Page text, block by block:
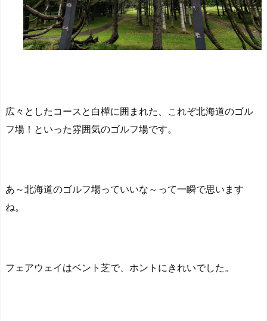
広々としたコースと白樺に囲まれた、これぞ北海道のゴル
フ場！といった雰囲気のゴルフ場です。
あ～北海道のゴルフ場っていいな～って一瞬で思います
ね。
フェアウェイはベント芝で、ホントにきれいでした。